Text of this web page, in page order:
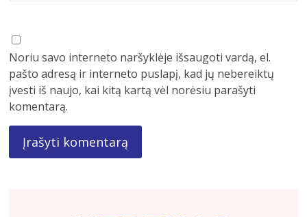
Noriu savo interneto naršyklėje išsaugoti vardą, el.
pašto adresą ir interneto puslapį, kad jų nebereiktų
įvesti iš naujo, kai kitą kartą vėl norėsiu parašyti
komentarą.